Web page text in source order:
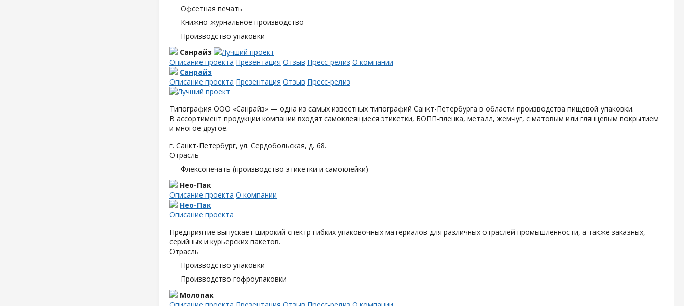
Офсетная печать
Книжно-журнальное производство
Производство упаковки
Санрайз
Описание проекта Презентация Отзыв Пресс-релиз О компании
Санрайз
Описание проекта Презентация Отзыв Пресс-релиз
Типография ООО «Санрайз» — одна из самых известных типографий Санкт-Петербурга в области производства пищевой упаковки.
В ассортимент продукции компании входят самоклеящиеся этикетки, БОПП-пленка, металл, жемчуг, с матовым или глянцевым покрытием
и многое другое.
г. Санкт-Петербург, ул. Сердобольская, д. 68.
Отрасль
Флексопечать (производство этикетки и самоклейки)
Нео-Пак
Описание проекта О компании
Нео-Пак
Описание проекта
Предприятие выпускает широкий спектр гибких упаковочных материалов для различных отраслей промышленности, а также заказных,
серийных и курьерских пакетов.
Отрасль
Производство упаковки
Производство гофроупаковки
Молопак